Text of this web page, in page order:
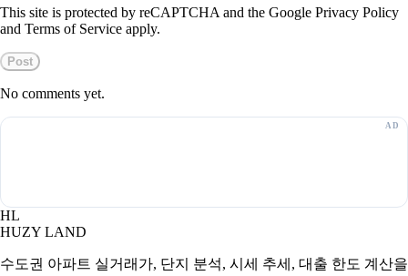
This site is protected by reCAPTCHA and the Google Privacy Policy
and Terms of Service apply.
Post
No comments yet.
HL
HUZY LAND
수도권 아파트 실거래가, 단지 분석, 시세 추세, 대출 한도 계산을